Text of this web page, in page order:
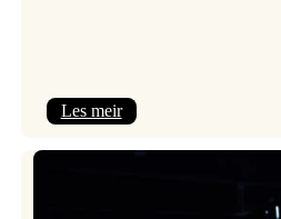
Les meir: